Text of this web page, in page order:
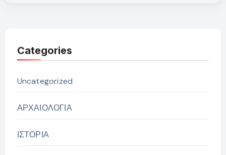
Categories
Uncategorized
ΑΡΧΑΙΟΛΟΓΙΑ
ΙΣΤΟΡΙΑ